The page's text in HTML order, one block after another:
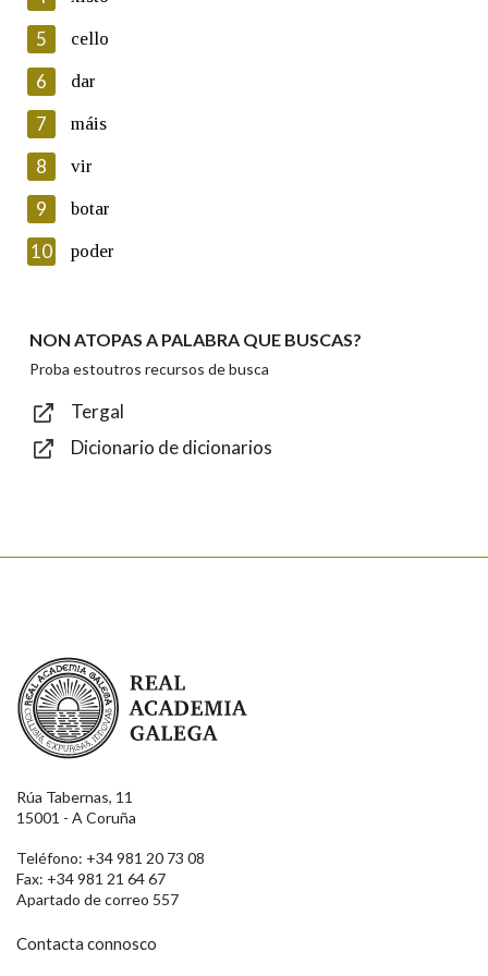
Lin e acepto as condicións da política de
Introduce o código que aparece na imaxe:
Texto de verificación
Enviar
5 cello
6 dar
7 máis
8 vir
9 botar
10 poder
NON ATOPAS A PALABRA QUE BUSCAS?
Proba estoutros recursos de busca
Tergal
Dicionario de dicionarios
Real Academia Galega
Rúa Tabernas, 11
15001 - A Coruña
Teléfono: +34 981 20 73 08
Fax: +34 981 21 64 67
Apartado de correo 557
Contacta connosco